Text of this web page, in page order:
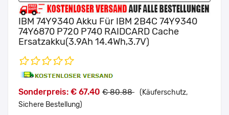
IBM 74Y9340 Akku Für IBM 2B4C 74Y9340
74Y6870 P720 P740 RAIDCARD Cache
Ersatzakku(3.9Ah 14.4Wh,3.7V)
Sonderpreis: € 67.40 € 80.88 (Käuferschutz,
Sichere Bestellung)